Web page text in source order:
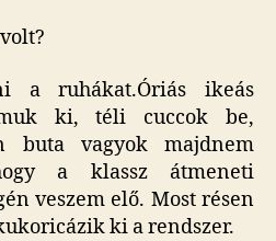
a ruhákat.Óriás ikeás
ki, téli cuccok be,
buta vagyok majdnem
a klassz átmeneti
veszem elő. Most résen
ki a rendszer.